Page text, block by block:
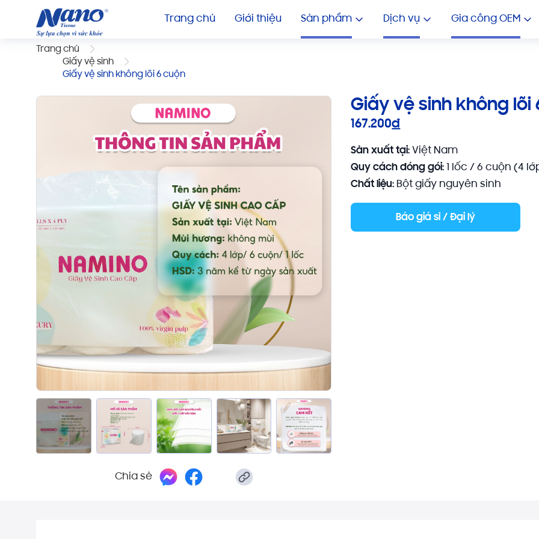
Trang chủ Giới thiệu Sản phẩm Dịch vụ
In Khăn Lạnh Giá Rẻ In
Gia công OEM
GIA CÔNG KHĂN ƯỚT NHIỀU
Trang chủ
Giấy vệ sinh
Giấy vệ sinh không lõi 6 cuộn
Chia sẻ
Giấy vệ sinh không lõi
167.200đ
Sản xuất tại: Việt Nam
Quy cách đóng gói: 1 lốc / 6 cuộn (4
Chất liệu: Bột giấy nguyên sinh
Báo giá sỉ / Đại lý